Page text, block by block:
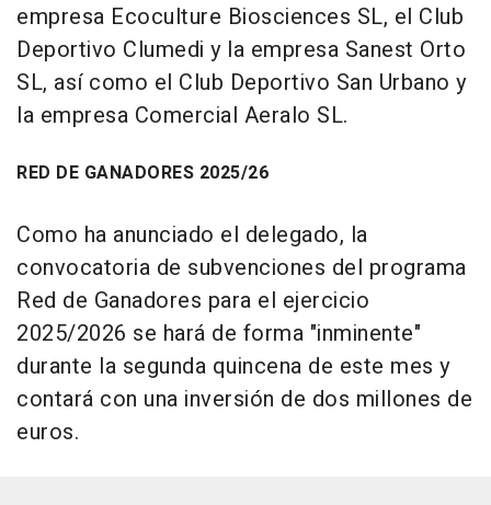
empresa Ecoculture Biosciences SL, el Club
Deportivo Clumedi y la empresa Sanest Orto
SL, así como el Club Deportivo San Urbano y
la empresa Comercial Aeralo SL.
RED DE GANADORES 2025/26
Como ha anunciado el delegado, la
convocatoria de subvenciones del programa
Red de Ganadores para el ejercicio
2025/2026 se hará de forma "inminente"
durante la segunda quincena de este mes y
contará con una inversión de dos millones de
euros.